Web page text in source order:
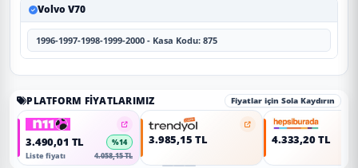
Volvo V70
1996-1997-1998-1999-2000 - Kasa Kodu: 875
PLATFORM FIYATLARIMIZ Fiyatlar için Sola Kaydırın
3.490,01 TL
%14
Liste fiyatı
4.058,15 TL
3.985,15 TL 4.333,20 TL